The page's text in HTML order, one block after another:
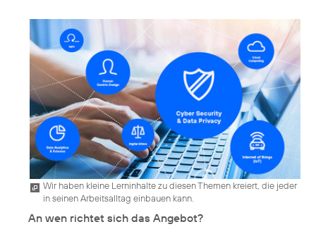
Wir haben kleine Lerninhalte zu diesen Themen kreiert, die jeder
in seinen Arbeitsalltag einbauen kann.
An wen richtet sich das Angebot?